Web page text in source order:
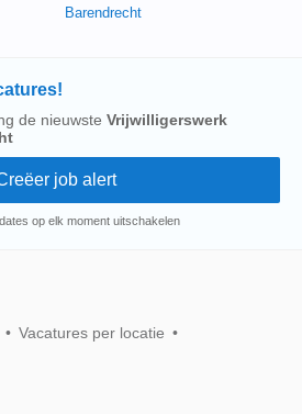
Barendrecht
de nieuwste Vrijwilligerswerk
op elk moment uitschakelen
Vacatures per locatie